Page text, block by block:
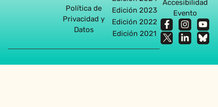
Política de
Privacidad y
Datos
Edición 2023
Edición 2022
Edición 2021
Accesibilidad
Evento